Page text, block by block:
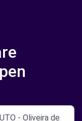
- Oliveira de